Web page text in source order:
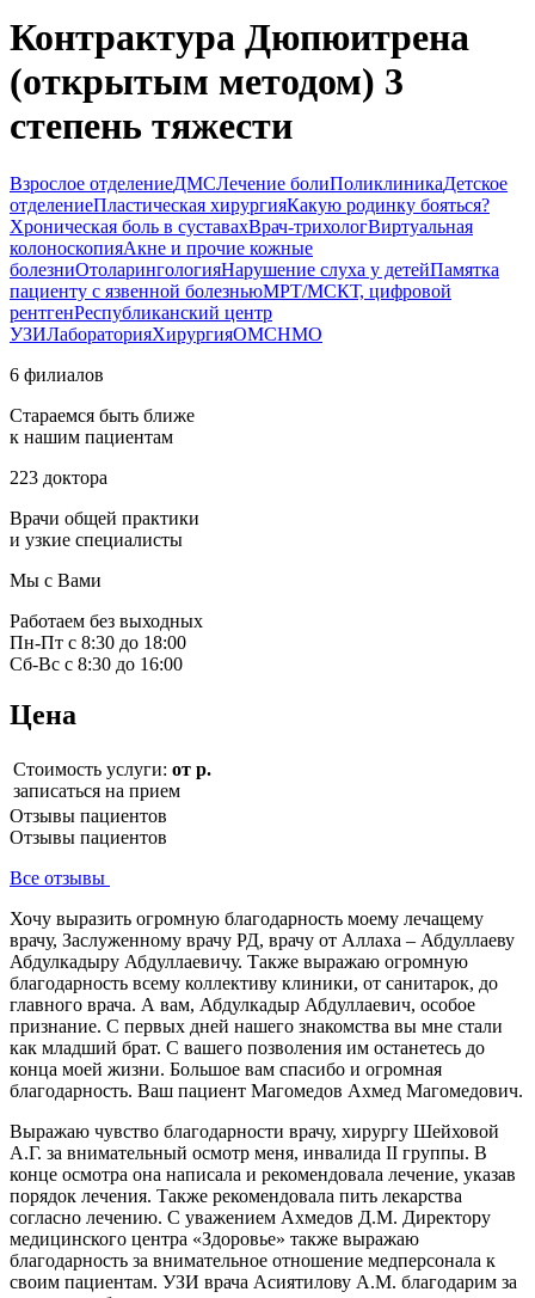
Контрактура Дюпюитрена
(открытым методом) 3
степень тяжести
Взрослое отделениеДМСЛечение болиПоликлиникаДетское
отделениеПластическая хирургияКакую родинку бояться?
Хроническая боль в суставахВрач-трихологВиртуальная
колоноскопияАкне и прочие кожные
болезниОтоларингологияНарушение слуха у детейПамятка
пациенту с язвенной болезньюМРТ/МСКТ, цифровой
рентгенРеспубликанский центр
УЗИЛабораторияХирургияОМСНМО
6 филиалов
Стараемся быть ближе
к нашим пациентам
223 доктора
Врачи общей практики
и узкие специалисты
Мы с Вами
Работаем без выходных
Пн-Пт с 8:30 до 18:00
Сб-Вс с 8:30 до 16:00
Цена
Стоимость услуги: от р.
записаться на прием
Отзывы пациентов
Отзывы пациентов
Все отзывы
Хочу выразить огромную благодарность моему лечащему
врачу, Заслуженному врачу РД, врачу от Аллаха – Абдуллаеву
Абдулкадыру Абдуллаевичу. Также выражаю огромную
благодарность всему коллективу клиники, от санитарок, до
главного врача. А вам, Абдулкадыр Абдуллаевич, особое
признание. С первых дней нашего знакомства вы мне стали
как младший брат. С вашего позволения им останетесь до
конца моей жизни. Большое вам спасибо и огромная
благодарность. Ваш пациент Магомедов Ахмед Магомедович.
Выражаю чувство благодарности врачу, хирургу Шейховой
А.Г. за внимательный осмотр меня, инвалида II группы. В
конце осмотра она написала и рекомендовала лечение, указав
порядок лечения. Также рекомендовала пить лекарства
согласно лечению. С уважением Ахмедов Д.М. Директору
медицинского центра «Здоровье» также выражаю
благодарность за внимательное отношение медперсонала к
своим пациентам. УЗИ врача Асиятилову А.М. благодарим за